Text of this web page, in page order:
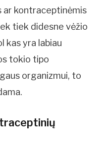
ar kontraceptinėmis
tiek didesne vėžio
kas yra labiau
tokio tipo
organizmui, to